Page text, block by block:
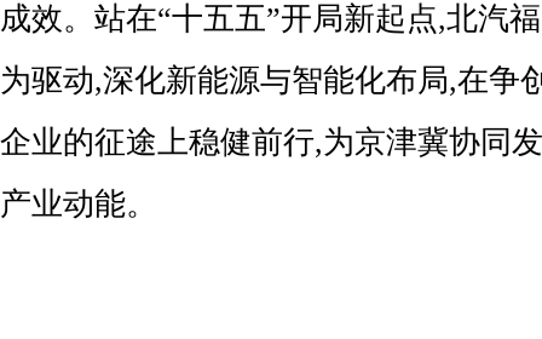
成效。站在“十五五”开局新起点,北汽
为驱动,深化新能源与智能化布局,在争
企业的征途上稳健前行,为京津冀协同
产业动能。